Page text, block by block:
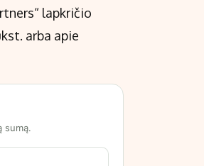
lapkričio
arba apie